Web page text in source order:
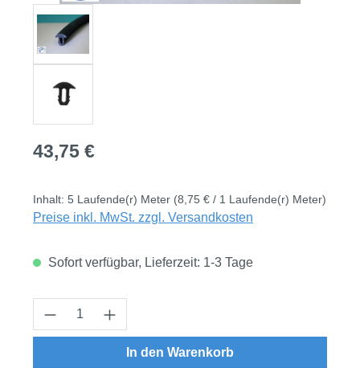
Regulärer Preis:
43,75 €
Inhalt: 5 Laufende(r) Meter (8,75 € / 1 Laufende(r) Meter)
Preise inkl. MwSt. zzgl. Versandkosten
Sofort verfügbar, Lieferzeit: 1-3 Tage
Produkt Anzahl: Gib den gewünschten
In den Warenkorb